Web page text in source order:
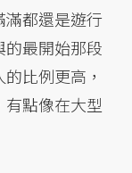
滿都還是遊行
最開始那段
比例更高，
點像在大型